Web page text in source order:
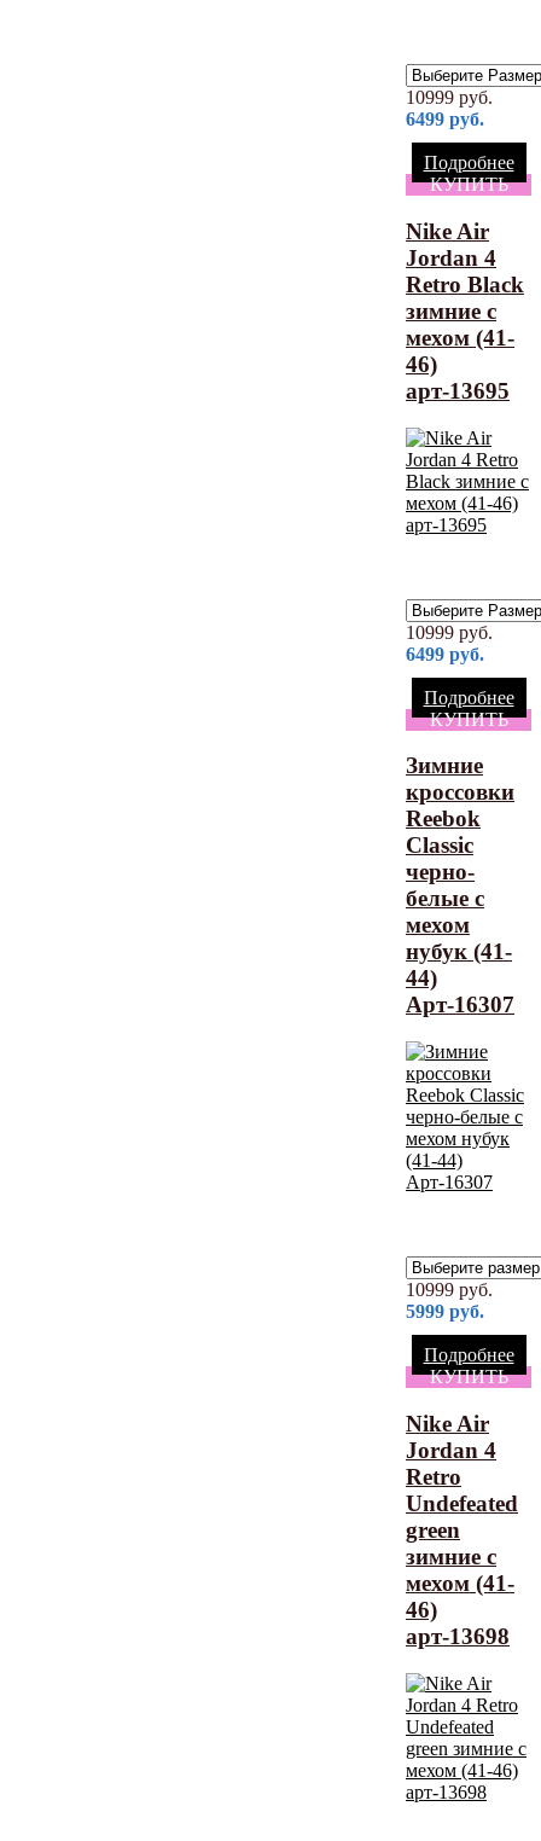
10999 руб.
6499 руб.
Подробнее
КУПИТЬ
Nike Air
Jordan 4
Retro Black
зимние с
мехом (41-
46)
арт-13695
10999 руб.
6499 руб.
Подробнее
КУПИТЬ
Зимние
кроссовки
Reebok
Classic
черно-
белые с
мехом
нубук (41-
44)
Арт-16307
10999 руб.
5999 руб.
Подробнее
КУПИТЬ
Nike Air
Jordan 4
Retro
Undefeated
green
зимние с
мехом (41-
46)
арт-13698